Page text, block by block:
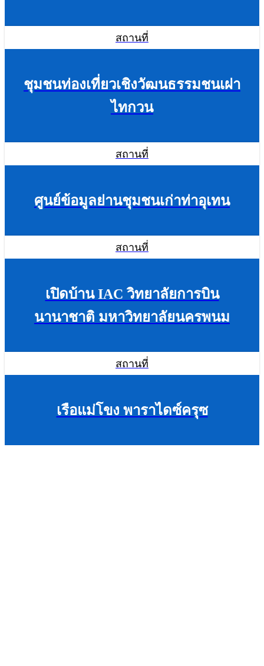
สถานที่
ชุมชนท่องเที่ยวเชิงวัฒนธรรมชนเผ่า
ไทกวน
สถานที่
ศูนย์ข้อมูลย่านชุมชนเก่าท่าอุเทน
สถานที่
เปิดบ้าน IAC วิทยาลัยการบิน
นานาชาติ มหาวิทยาลัยนครพนม
สถานที่
เรือแม่โขง พาราไดซ์ครุซ